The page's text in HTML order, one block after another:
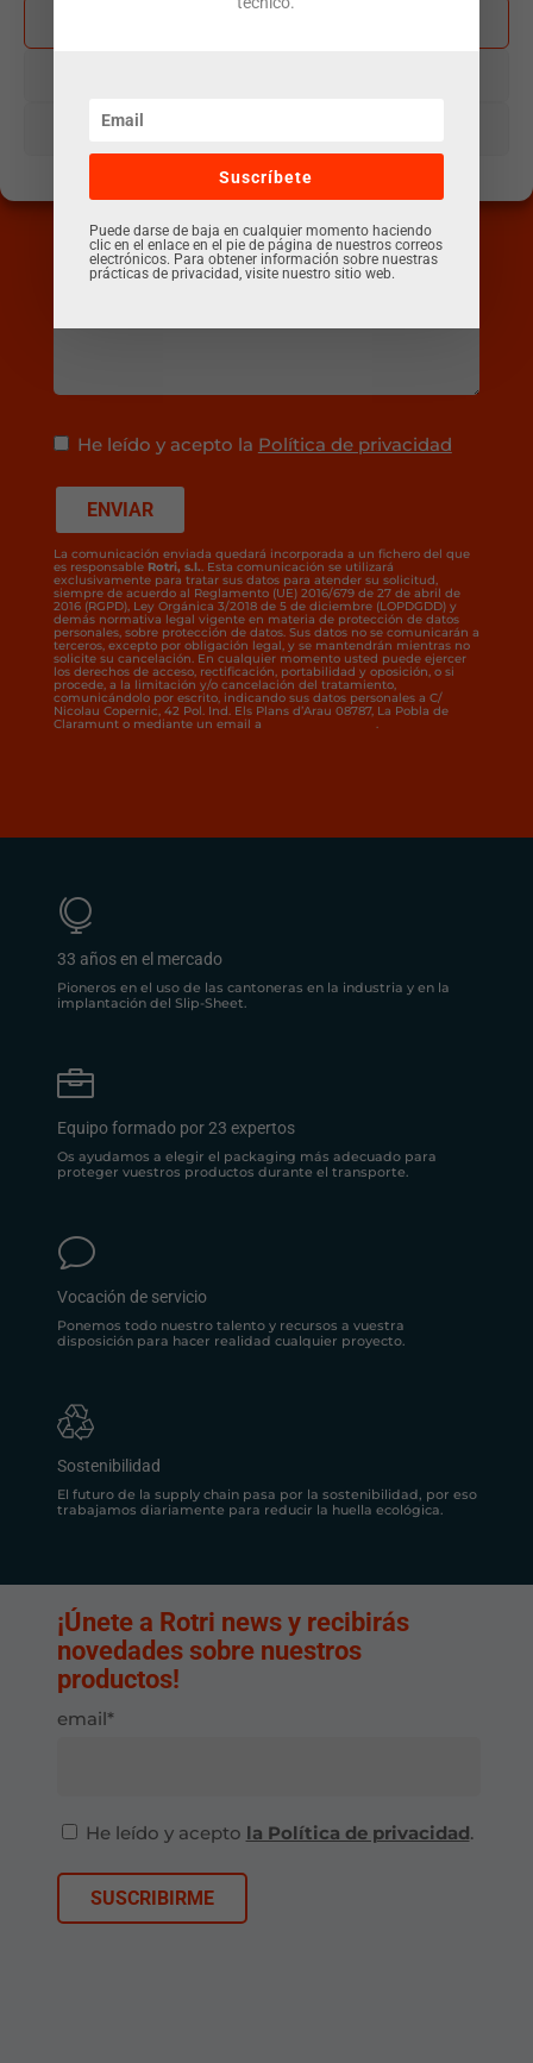
Política de privacidad
Mensaje (opcional)
He leído y acepto la Política de privacidad
La comunicación enviada quedará incorporada a un fichero del que
es responsable Rotri, s.l.. Esta comunicación se utilizará
exclusivamente para tratar sus datos para atender su solicitud,
siempre de acuerdo al Reglamento (UE) 2016/679 de 27 de abril de
2016 (RGPD), Ley Orgánica 3/2018 de 5 de diciembre (LOPDGDD) y
demás normativa legal vigente en materia de protección de datos
personales, sobre protección de datos. Sus datos no se comunicarán a
terceros, excepto por obligación legal, y se mantendrán mientras no
solicite su cancelación. En cualquier momento usted puede ejercer
los derechos de acceso, rectificación, portabilidad y oposición, o si
procede, a la limitación y/o cancelación del tratamiento,
comunicándolo por escrito, indicando sus datos personales a C/
Nicolau Copernic, 42 Pol. Ind. Els Plans d’Arau 08787, La Pobla de
Claramunt o mediante un email a
.

33 años en el mercado
Pioneros en el uso de las cantoneras en la industria y en la
implantación del Slip-Sheet.

Equipo formado por 23 expertos
Os ayudamos a elegir el packaging más adecuado para
proteger vuestros productos durante el transporte.
v
Vocación de servicio
Ponemos todo nuestro talento y recursos a vuestra
disposición para hacer realidad cualquier proyecto.
Sostenibilidad
El futuro de la supply chain pasa por la sostenibilidad, por eso
trabajamos diariamente para reducir la huella ecológica.
¡Únete a Rotri news y recibirás
novedades sobre nuestros
productos!
email*
He leído y acepto la Política de privacidad.
Suscríbete
Puede darse de baja en cualquier momento haciendo
clic en el enlace en el pie de página de nuestros correos
electrónicos. Para obtener información sobre nuestras
prácticas de privacidad, visite nuestro sitio web.